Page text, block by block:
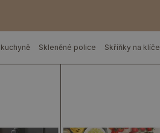
Skleněné police Skříňky na klíče